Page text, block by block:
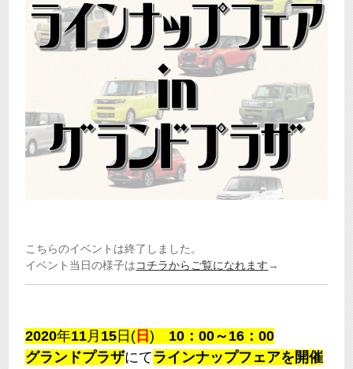
こちらのイベントは終了しました。
イベント当日の様子はコチラからご覧になれます →
2020年11 月 15日( 日) 10：00～16：00
グランドプラザにて ラインナップフェアを開催